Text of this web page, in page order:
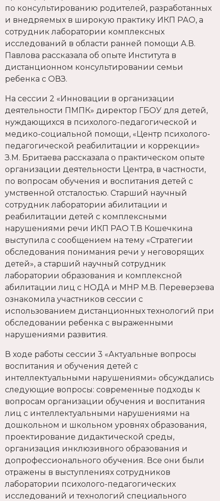
по консультированию родителей, разработанных
и внедряемых в широкую практику ИКП РАО, а
сотрудник лаборатории комплексных
исследований в области ранней помощи А.В.
Павлова рассказала об опыте Института в
дистанционном консультировании семьи
ребенка с ОВЗ.
На сессии 2 «Инновации в организации
деятельности ПМПК» директор ГБОУ для детей,
нуждающихся в психолого-педагогической и
медико-социальной помощи, «Центр психолого-
педагогической реабилитации и коррекции»
З.М. Бритаева рассказала о практическом опыте
организации деятельности Центра, в частности,
по вопросам обучения и воспитания детей с
умственной отсталостью. Старший научный
сотрудник лаборатории абилитации и
реабилитации детей с комплексными
нарушениями речи ИКП РАО Т.В Кошечкина
выступила с сообщением на тему «Стратегии
обследования понимания речи у неговорящих
детей», а старший научный сотрудник
лаборатории образования и комплексной
абилитации лиц с НОДА и МНР М.В. Переверзева
ознакомила участников сессии с
использованием дистанционных технологий при
обследовании ребенка с выраженными
нарушениями развития.
В ходе работы сессии 3 «Актуальные вопросы
воспитания и обучения детей с
интеллектуальными нарушениями» обсуждались
следующие вопросы: современные подходы к
вопросам организации обучения и воспитания
лиц с интеллектуальными нарушениями на
дошкольном и школьном уровнях образования,
проектирование дидактической среды,
организация инклюзивного образования и
допрофессионального обучения. Все они были
отражены в выступлениях сотрудников
лаборатории психолого-педагогических
исследований и технологий специального